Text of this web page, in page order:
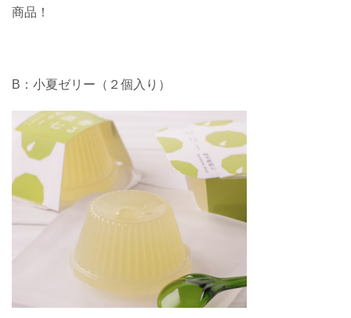
商品！
B：小夏ゼリー（２個入り）